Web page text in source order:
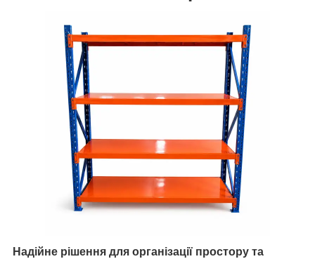
Надійне рішення для організації простору та